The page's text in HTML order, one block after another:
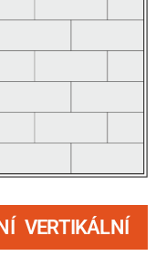
VERTIKÁLNÍ